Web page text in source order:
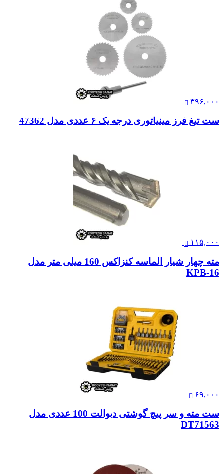
۳۹۶,۰۰۰
ست تیغ فرز مینیاتوری درجه یک ۶ عددی مدل 47362
۱۱۵,۰۰۰
مته چهار شیار الماسه کنزاکس 160 میلی متر مدل
KPB-16
۶۹,۰۰۰
ست مته و سر پیچ گوشتی دیوالت 100 عددی مدل
DT71563